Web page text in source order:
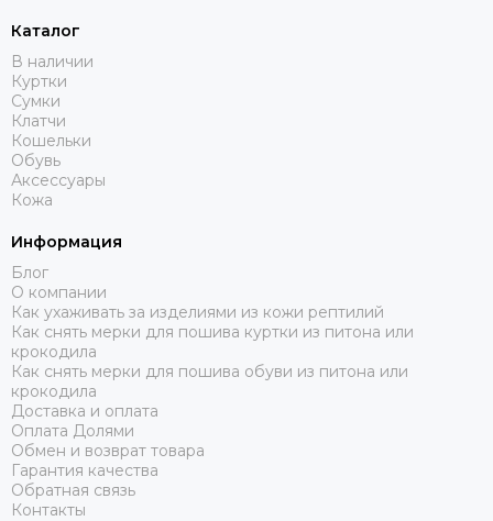
Каталог
В наличии
Куртки
Сумки
Клатчи
Кошельки
Обувь
Аксессуары
Кожа
Информация
Блог
О компании
Как ухаживать за изделиями из кожи рептилий
Как снять мерки для пошива куртки из питона или
крокодила
Как снять мерки для пошива обуви из питона или
крокодила
Доставка и оплата
Оплата Долями
Обмен и возврат товара
Гарантия качества
Обратная связь
Контакты